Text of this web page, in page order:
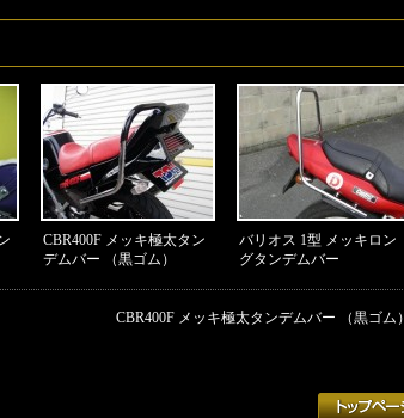
CBR400F メッキ極太タン
デムバー （黒ゴム）
バリオス 1型 メッキロン
グタンデムバー
CBR400F メッキ極太タンデムバー （黒ゴム）